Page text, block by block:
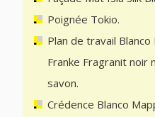
Poignée Tokio.
Plan de travail
Franke Fragranit
savon.
Crédence Blanco